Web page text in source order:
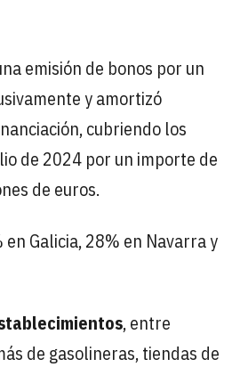
emisión de bonos por un
y amortizó
cubriendo los
de 2024 por un importe de
de euros.
en Galicia, 28% en Navarra y
, entre
de gasolineras, tiendas de